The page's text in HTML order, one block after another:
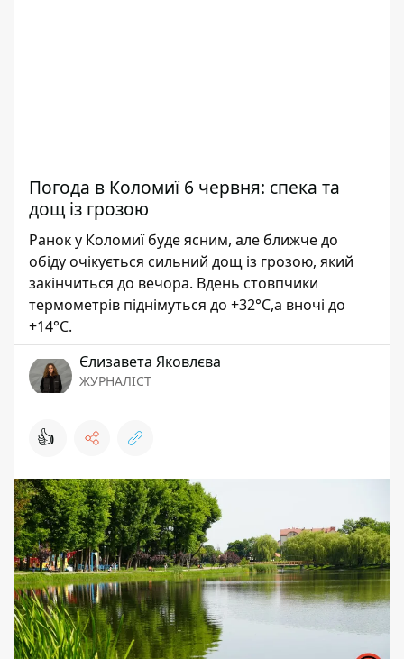
Погода в Коломиї 6 червня: спека та
дощ із грозою
Ранок у Коломиї буде ясним, але ближче до
обіду очікується сильний дощ із грозою, який
закінчиться до вечора. Вдень стовпчики
термометрів піднімуться до +32°С,а вночі до
+14°С.
Єлизавета Яковлєва
ЖУРНАЛІСТ
👍